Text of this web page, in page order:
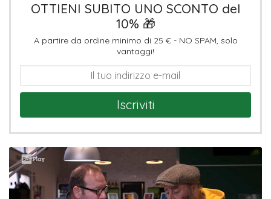
OTTIENI SUBITO UNO SCONTO del
10% 🎁
A partire da ordine minimo di 25 € - NO SPAM, solo
vantaggi!
Iscriviti